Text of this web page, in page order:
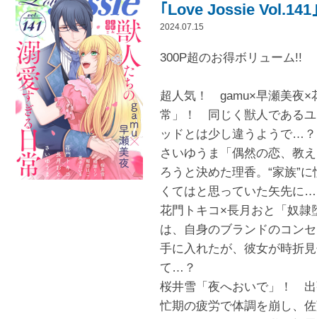
｢Love Jossie
2024.07.15
300P超のお得ボリューム!!
超人気！ gamu×早瀬美夜×
常」！ 同じく獣人であるユ
ッドとは少し違うようで
さいゆうま「偶然の恋、教
ろうと決めた理香。“家族”
くてはと思っていた矢先
花門トキコ×長月おと「奴
は、自身のブランドのコン
手に入れたが、彼女が時折
て…？
桜井雪「夜へおいで」！ 出
忙期の疲労で体調を崩し、